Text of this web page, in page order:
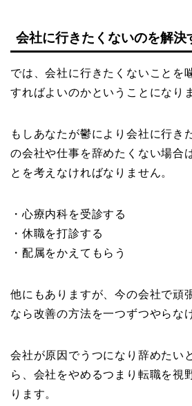
会社に行きたくないのを解決
では、会社に行きたくないことを
すればよいのかということになり
もしあなたが鬱により会社に行き
の会社や仕事を辞めたくない場合
とを考えなければなりません。
・心療内科を受診する
・休職を打診する
・配属をかえてもらう
他にもありますが、今の会社で頑
なら改善の方法を一つずつやらな
会社が原因でうつになり辞めたい
ら、会社をやめるつまり転職を視
ります。